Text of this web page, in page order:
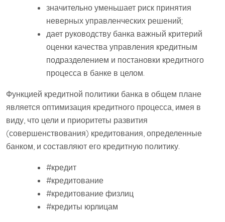
значительно уменьшает риск принятия
неверных управленческих решений;
дает руководству банка важный критерий
оценки качества управления кредитным
подразделением и постановки кредитного
процесса в банке в целом.
Функцией кредитной политики банка в общем плане
является оптимизация кредитного процесса, имея в
виду, что цели и приоритеты развития
(совершенствования) кредитования, определенные
банком, и составляют его кредитную политику.
#кредит
#кредитование
#кредитование физлиц
#кредиты юрлицам